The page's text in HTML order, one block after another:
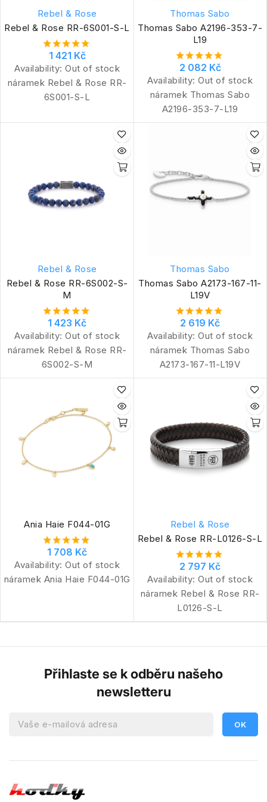
Rebel & Rose
Rebel & Rose RR-6S001-S-L
1 421 Kč
Availability: Out of stock
náramek Rebel & Rose RR-
6S001-S-L
Thomas Sabo
Thomas Sabo A2196-353-7-
L19
2 082 Kč
Availability: Out of stock
náramek Thomas Sabo
A2196-353-7-L19
Rebel & Rose
Rebel & Rose RR-6S002-S-
M
1 423 Kč
Availability: Out of stock
náramek Rebel & Rose RR-
6S002-S-M
Thomas Sabo
Thomas Sabo A2173-167-11-
L19V
2 619 Kč
Availability: Out of stock
náramek Thomas Sabo
A2173-167-11-L19V
Ania Haie F044-01G
1 708 Kč
Availability: Out of stock
náramek Ania Haie F044-01G
Rebel & Rose
Rebel & Rose RR-L0126-S-L
2 797 Kč
Availability: Out of stock
náramek Rebel & Rose RR-
L0126-S-L
Přihlaste se k odběru našeho
newsletteru